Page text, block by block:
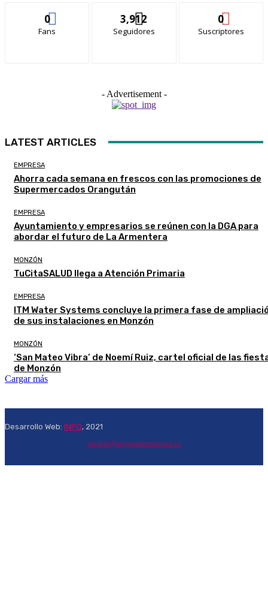
0
Fans
3,912
Seguidores
0
Suscriptores
- Advertisement -
LATEST ARTICLES
EMPRESA
Ahorra cada semana en frescos con las promociones de
Supermercados Orangután
EMPRESA
Ayuntamiento y empresarios se reúnen con la DGA para
abordar el futuro de La Armentera
MONZÓN
TuCitaSALUD llega a Atención Primaria
EMPRESA
ITM Water Systems concluye la primera fase de
de sus instalaciones en Monzón
MONZÓN
‘San Mateo Vibra’ de Noemí Ruiz, cartel oficial de las
de Monzón
Cargar más
Desarrollo Web: INPQ, 2021
alegria@alegriademonzon.es